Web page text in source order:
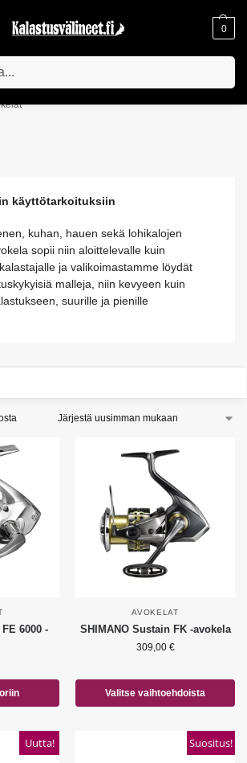
0
TOIMITUS YLI 75€ TILAUKSILLE!
käyttötarkoituksiin
kuhan, hauen sekä lohikalojen
sopii niin aloittelevalle kuin
ja valikoimastamme löydät
malleja, niin kevyeen kuin
suurille ja pienille
6000 -
AVOKELAT
SHIMANO Sustain FK -avokela
309,00 €
Valitse vaihtoehdoista
Uutta! Suositus!